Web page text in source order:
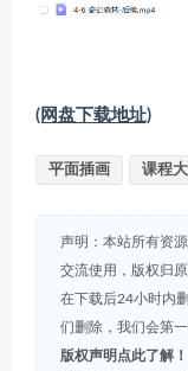
(网盘下载地址)
平面插画 课程
声明：本站所有资
交流使用，版权归
在下载后24小时内
们删除，我们会第
版权声明点此了解！